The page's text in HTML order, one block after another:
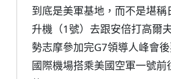
到底是美軍基地，而不是堪
升機（1號）去跟安倍打高爾
勢志摩參加完G7領導人峰會
國際機場搭乘美國空軍一號